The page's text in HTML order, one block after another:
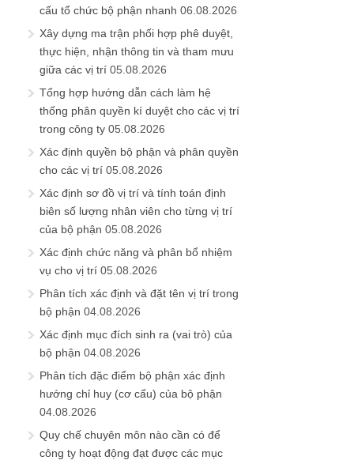
cấu tổ chức bộ phận nhanh 06.08.2026
Xây dựng ma trận phối hợp phê duyệt,
thực hiện, nhận thông tin và tham mưu
giữa các vị trí 05.08.2026
Tổng hợp hướng dẫn cách làm hệ
thống phân quyền kí duyệt cho các vị trí
trong công ty 05.08.2026
Xác định quyền bộ phận và phân quyền
cho các vị trí 05.08.2026
Xác định sơ đồ vị trí và tính toán định
biên số lượng nhân viên cho từng vị trí
của bộ phận 05.08.2026
Xác định chức năng và phân bổ nhiệm
vụ cho vị trí 05.08.2026
Phân tích xác định và đặt tên vị trí trong
bộ phận 04.08.2026
Xác định mục đích sinh ra (vai trò) của
bộ phận 04.08.2026
Phân tích đặc điểm bộ phận xác định
hướng chỉ huy (cơ cấu) của bộ phận
04.08.2026
Quy chế chuyên môn nào cần có để
công ty hoạt động đạt được các mục